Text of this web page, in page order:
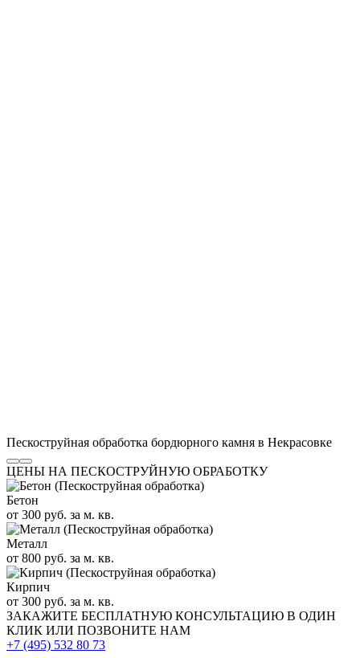
Пескоструйная обработка бордюрного камня в Некрасовке
ЦЕНЫ НА ПЕСКОСТРУЙНУЮ ОБРАБОТКУ
Бетон
от 300 руб. за м. кв.
Металл
от 800 руб. за м. кв.
Кирпич
от 300 руб. за м. кв.
ЗАКАЖИТЕ БЕСПЛАТНУЮ КОНСУЛЬТАЦИЮ В ОДИН
КЛИК ИЛИ ПОЗВОНИТЕ НАМ
+7 (495) 532 80 73